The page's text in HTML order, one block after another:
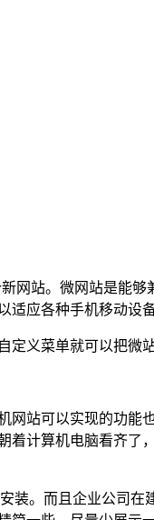
网站。微网站是能
应各种手机移动设
义菜单就可以把微
站可以实现的功
计算机电脑看齐了
。而且企业公司在